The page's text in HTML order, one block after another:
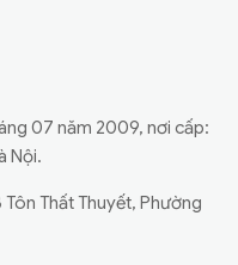
07 năm 2009, nơi cấp:
Nội.
Thất Thuyết, Phường